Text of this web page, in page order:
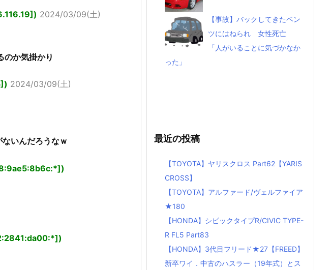
2024/03/09(土)
のか気掛かり
2024/03/09(土)
いんだろうなｗ
【事故】バックしてきたベン
ツにはねられ 女性死亡
「人がいることに気づかなか
った」
最近の投稿
【TOYOTA】ヤリスクロス Part62【YARIS
CROSS】
【TOYOTA】アルファード/ヴェルファイア
★180
【HONDA】シビックタイプR/CIVIC TYPE-
R FL5 Part83
【HONDA】3代目フリード★27【FREED】
新卒ワイ．中古のハスラー（19年式）とス